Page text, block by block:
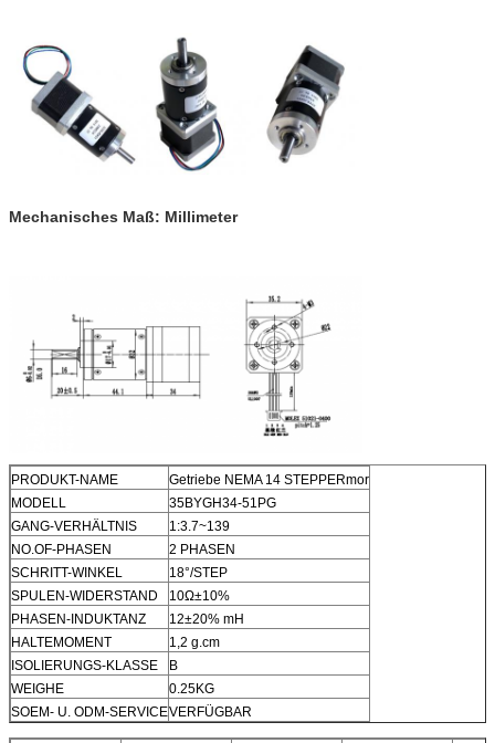
Mechanisches Maß: Millimeter
PRODUKT-NAME
Getriebe NEMA 14 STEPPERmor
MODELL
35BYGH34-51PG
GANG-VERHÄLTNIS
1:3.7~139
NO.OF-PHASEN
2 PHASEN
SCHRITT-WINKEL
18°/STEP
SPULEN-WIDERSTAND
10Ω±10%
PHASEN-INDUKTANZ
12±20% mH
HALTEMOMENT
1,2 g.cm
ISOLIERUNGS-KLASSE
B
WEIGHE
0.25KG
SOEM- U. ODM-SERVICEVERFÜGBAR